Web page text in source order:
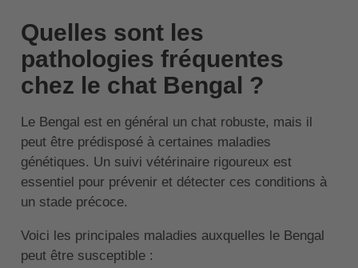
Quelles sont les
pathologies fréquentes
chez le chat Bengal ?
Le Bengal est en général un chat robuste, mais il
peut être prédisposé à certaines maladies
génétiques. Un suivi vétérinaire rigoureux est
essentiel pour prévenir et détecter ces conditions à
un stade précoce.
Voici les principales maladies auxquelles le Bengal
peut être susceptible :